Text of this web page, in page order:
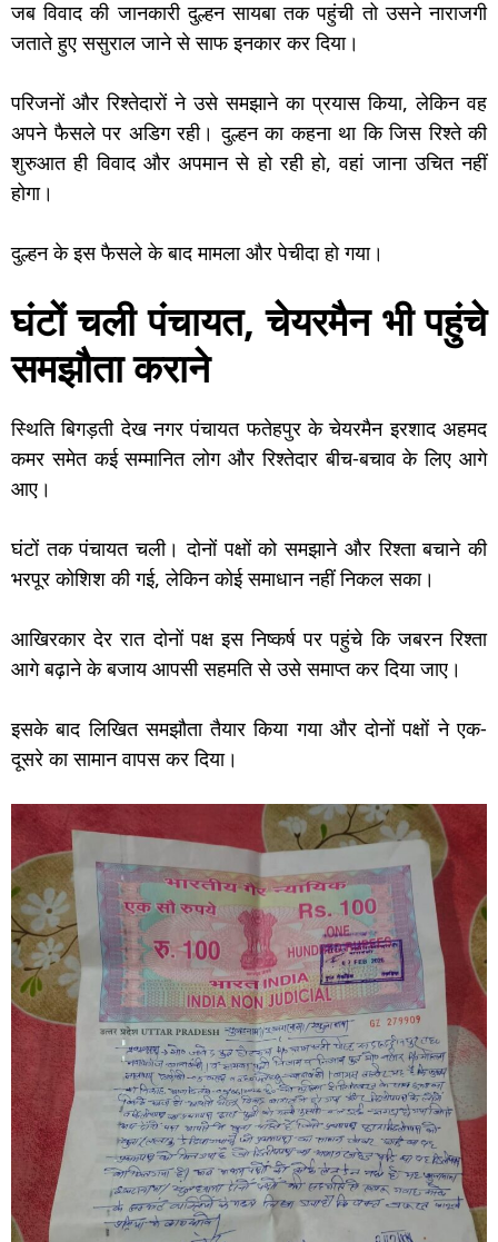
जब विवाद की जानकारी दुल्हन सायबा तक पहुंची तो उसने नाराजगी
जताते हुए ससुराल जाने से साफ इनकार कर दिया।
परिजनों और रिश्तेदारों ने उसे समझाने का प्रयास किया, लेकिन वह
अपने फैसले पर अडिग रही। दुल्हन का कहना था कि जिस रिश्ते की
शुरुआत ही विवाद और अपमान से हो रही हो, वहां जाना उचित नहीं
होगा।
दुल्हन के इस फैसले के बाद मामला और पेचीदा हो गया।
घंटों चली पंचायत, चेयरमैन भी पहुंचे
समझौता कराने
स्थिति बिगड़ती देख नगर पंचायत फतेहपुर के चेयरमैन इरशाद अहमद
कमर समेत कई सम्मानित लोग और रिश्तेदार बीच-बचाव के लिए आगे
आए।
घंटों तक पंचायत चली। दोनों पक्षों को समझाने और रिश्ता बचाने की
भरपूर कोशिश की गई, लेकिन कोई समाधान नहीं निकल सका।
आखिरकार देर रात दोनों पक्ष इस निष्कर्ष पर पहुंचे कि जबरन रिश्ता
आगे बढ़ाने के बजाय आपसी सहमति से उसे समाप्त कर दिया जाए।
इसके बाद लिखित समझौता तैयार किया गया और दोनों पक्षों ने एक-
दूसरे का सामान वापस कर दिया।